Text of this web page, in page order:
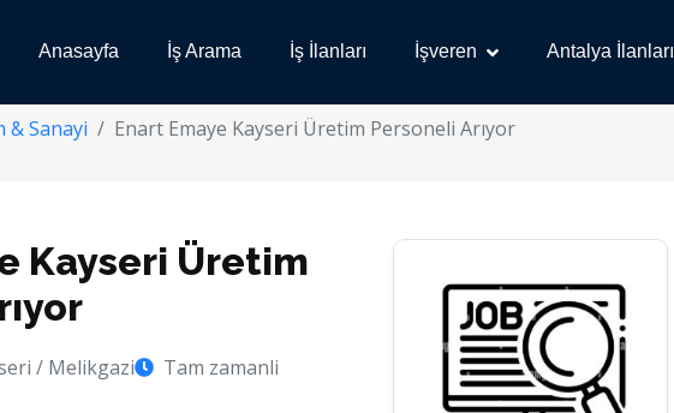
Anasayfa İş Arama İş İlanları İşveren Antalya İlanları
& Sanayi Enart Emaye Kayseri Üretim Personeli Arıyor
Kayseri Üretim
/ Melikgazi Tam zamanli